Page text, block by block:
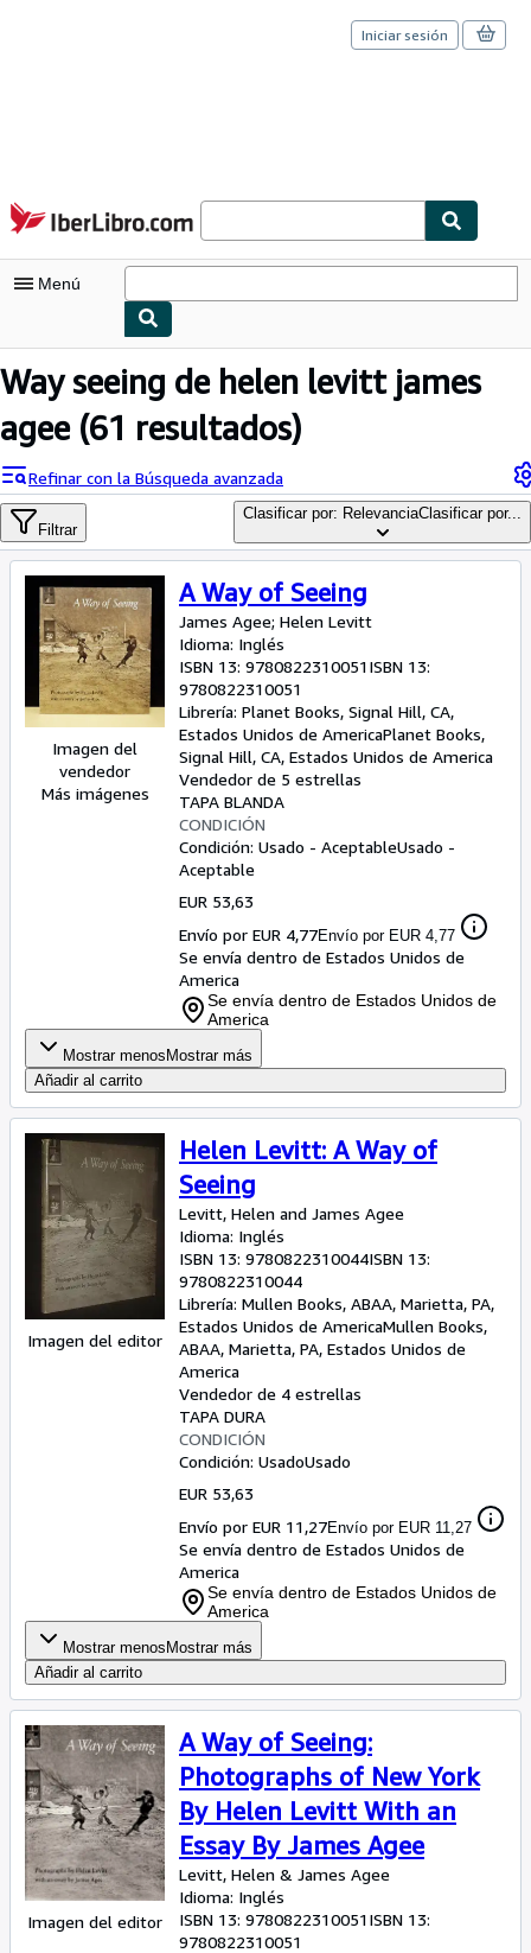
Pasar al contenido principal
IberLibro.com
Iniciar sesión
Menú
Mi cuenta
Consultar mis pedidos
Cerrar sesión
Búsqueda avanzada
Colecciones
Libros antiguos
Arte y coleccionismo
Vendedores
Comenzar a vender
Ayuda
CERRAR
Way seeing de helen levitt james
agee(61 resultados)
Refinar con la Búsqueda avanzada
Filtrar
Clasificar por: RelevanciaClasificar por...
Imagen del
vendedor
Más imágenes
A Way of Seeing
James Agee; Helen Levitt
Idioma: Inglés
ISBN 13: 9780822310051ISBN 13:
9780822310051
Librería: Planet Books, Signal Hill, CA,
Estados Unidos de AmericaPlanet Books,
Signal Hill, CA, Estados Unidos de America
Vendedor de 5 estrellas
TAPA BLANDA
CONDICIÓN
Condición: Usado - AceptableUsado -
Aceptable
EUR 53,63
Envío por EUR 4,77Envío por EUR 4,77
Se envía dentro de Estados Unidos de
America
Se envía dentro de Estados Unidos de
America
Mostrar menos Mostrar más
Añadir al carrito
Imagen del editor
Helen Levitt: A Way of
Seeing
Levitt, Helen and James Agee
Idioma: Inglés
ISBN 13: 9780822310044ISBN 13:
9780822310044
Librería: Mullen Books, ABAA, Marietta, PA,
Estados Unidos de AmericaMullen Books,
ABAA, Marietta, PA, Estados Unidos de
America
Vendedor de 4 estrellas
TAPA DURA
CONDICIÓN
Condición: UsadoUsado
EUR 53,63
Envío por EUR 11,27Envío por EUR 11,27
Se envía dentro de Estados Unidos de
America
Se envía dentro de Estados Unidos de
America
Mostrar menos Mostrar más
Añadir al carrito
Imagen del editor
A Way of Seeing:
Photographs of New York
By Helen Levitt With an
Essay By James Agee
Levitt, Helen & James Agee
Idioma: Inglés
ISBN 13: 9780822310051ISBN 13:
9780822310051